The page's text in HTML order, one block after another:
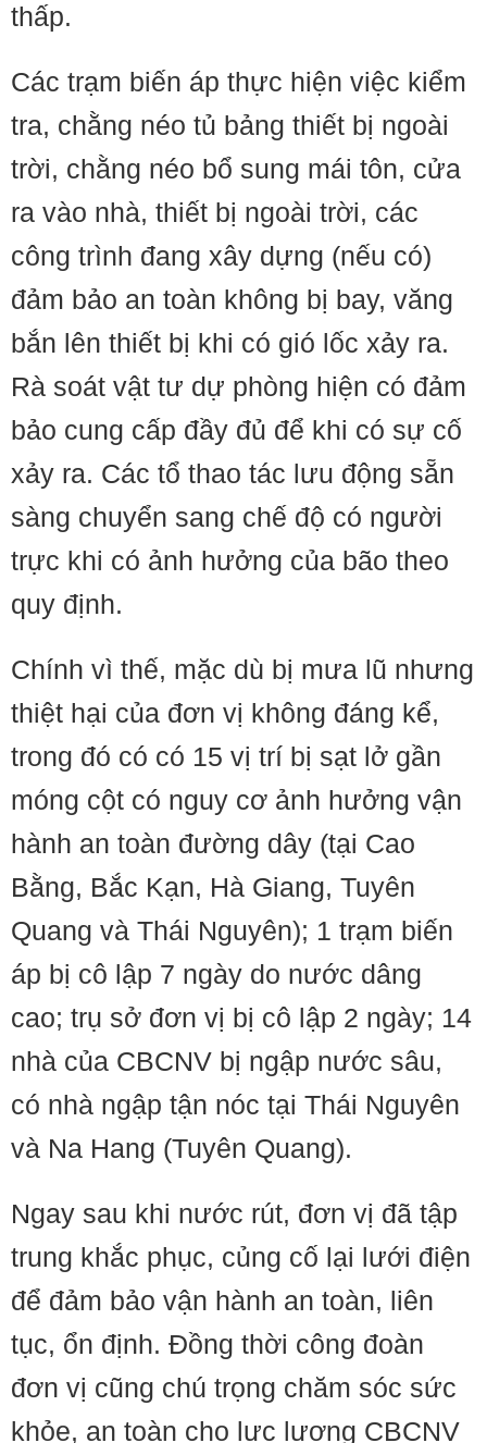
thấp.
Các trạm biến áp thực hiện việc kiểm
tra, chằng néo tủ bảng thiết bị ngoài
trời, chằng néo bổ sung mái tôn, cửa
ra vào nhà, thiết bị ngoài trời, các
công trình đang xây dựng (nếu có)
đảm bảo an toàn không bị bay, văng
bắn lên thiết bị khi có gió lốc xảy ra.
Rà soát vật tư dự phòng hiện có đảm
bảo cung cấp đầy đủ để khi có sự cố
xảy ra. Các tổ thao tác lưu động sẵn
sàng chuyển sang chế độ có người
trực khi có ảnh hưởng của bão theo
quy định.
Chính vì thế, mặc dù bị mưa lũ nhưng
thiệt hại của đơn vị không đáng kể,
trong đó có có 15 vị trí bị sạt lở gần
móng cột có nguy cơ ảnh hưởng vận
hành an toàn đường dây (tại Cao
Bằng, Bắc Kạn, Hà Giang, Tuyên
Quang và Thái Nguyên); 1 trạm biến
áp bị cô lập 7 ngày do nước dâng
cao; trụ sở đơn vị bị cô lập 2 ngày; 14
nhà của CBCNV bị ngập nước sâu,
có nhà ngập tận nóc tại Thái Nguyên
và Na Hang (Tuyên Quang).
Ngay sau khi nước rút, đơn vị đã tập
trung khắc phục, củng cố lại lưới điện
để đảm bảo vận hành an toàn, liên
tục, ổn định. Đồng thời công đoàn
đơn vị cũng chú trọng chăm sóc sức
khỏe, an toàn cho lực lượng CBCNV